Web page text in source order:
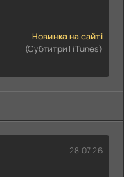
Новинка на сайті
(Субтитри | iTunes)
28.07.26